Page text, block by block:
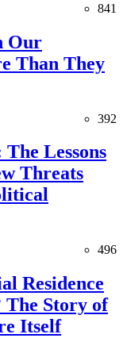
841
Our
Than They
392
Lessons
Threats
496
Residence
The Story of
Itself